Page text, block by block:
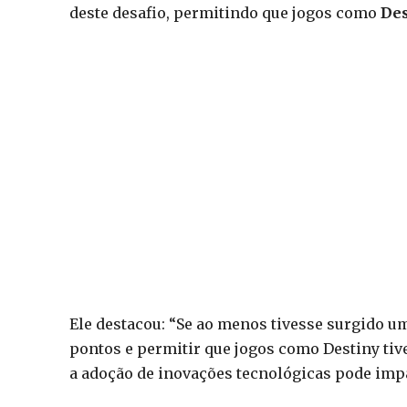
deste desafio, permitindo que jogos como
Ele destacou: “Se ao menos tivesse surgido
pontos e permitir que jogos como Destiny
a adoção de inovações tecnológicas pode